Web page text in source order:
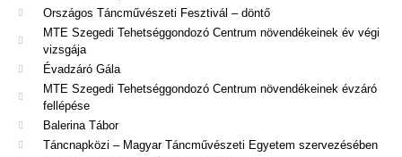
Országos Táncművészeti Fesztivál – döntő
MTE Szegedi Tehetséggondozó Centrum növendékeinek év végi
vizsgája
Évadzáró Gála
MTE Szegedi Tehetséggondozó Centrum növendékeinek évzáró
fellépése
Balerina Tábor
Táncnapközi – Magyar Táncművészeti Egyetem szervezésében